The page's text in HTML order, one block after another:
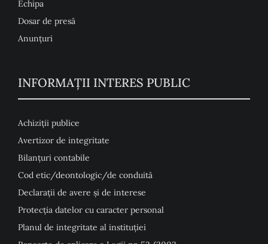
Echipa
Dosar de presă
Anunţuri
INFORMAȚII INTERES PUBLIC
Achiziții publice
Avertizor de integritate
Bilanțuri contabile
Cod etic/deontologic/de conduită
Declarații de avere și de interese
Protecția datelor cu caracter personal
Planul de integritate al instituției